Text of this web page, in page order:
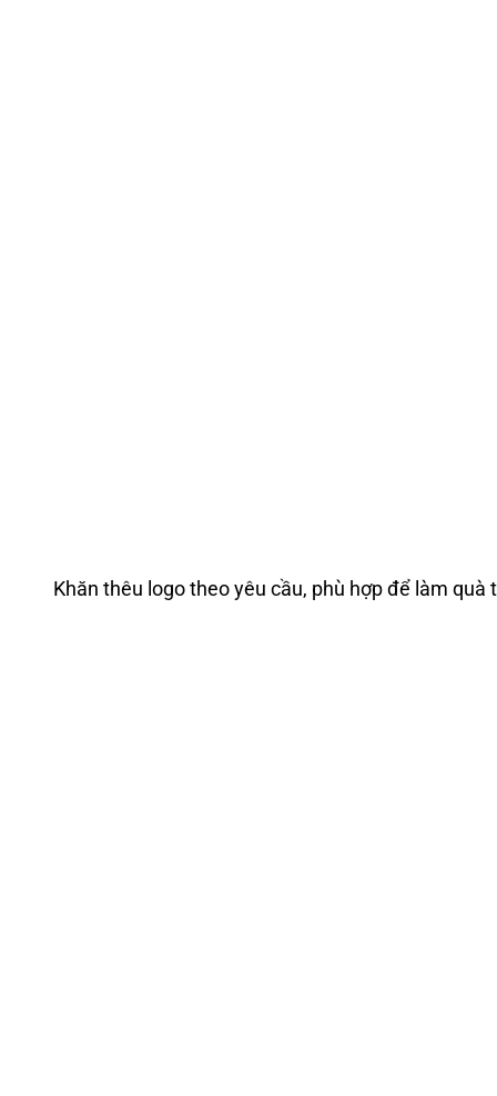
Khăn thêu logo theo yêu cầu, phù hợp để làm quà